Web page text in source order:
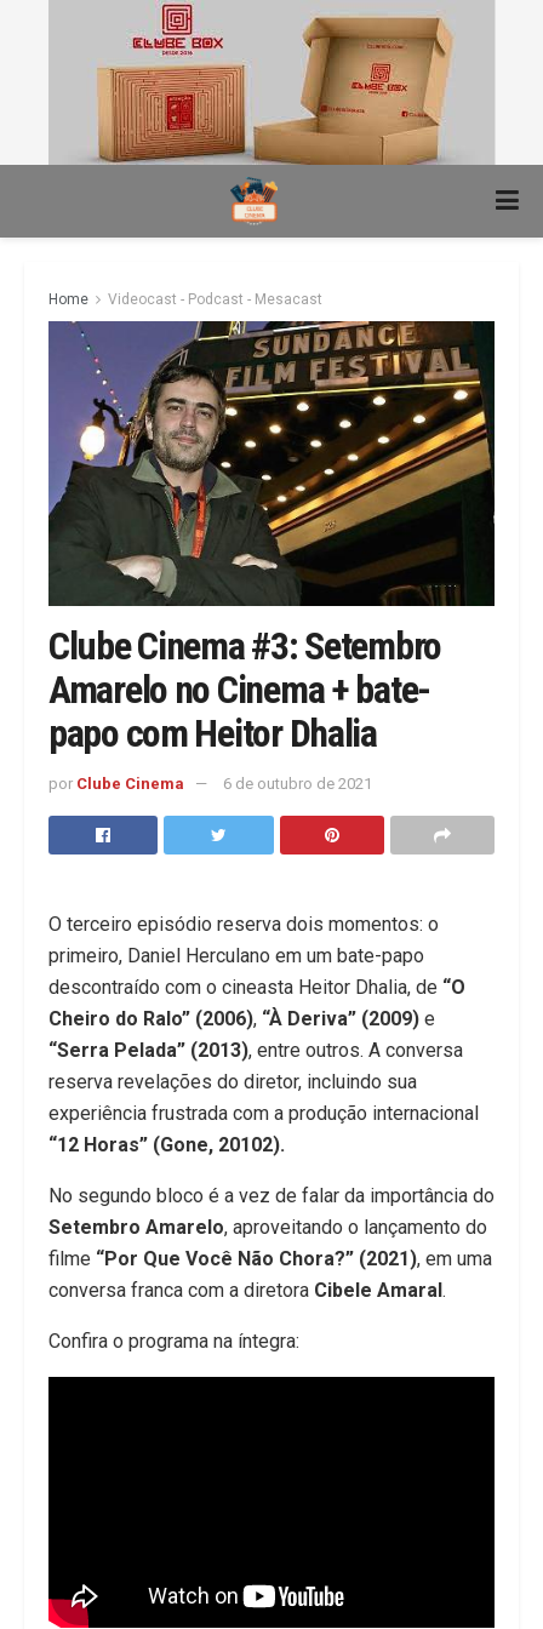
Home Videocast - Podcast - Mesacast
Clube Cinema #3: Setembro
Amarelo no Cinema + bate-
papo com Heitor Dhalia
por Clube Cinema 6 de outubro de 2021
O terceiro episódio reserva dois momentos: o
primeiro, Daniel Herculano em um bate-papo
descontraído com o cineasta Heitor Dhalia, de “O
Cheiro do Ralo” (2006), “À Deriva” (2009) e
“Serra Pelada” (2013), entre outros. A conversa
reserva revelações do diretor, incluindo sua
experiência frustrada com a produção internacional
“12 Horas” (Gone, 20102).
No segundo bloco é a vez de falar da importância do
Setembro Amarelo, aproveitando o lançamento do
filme “Por Que Você Não Chora?” (2021), em uma
conversa franca com a diretora Cibele Amaral .
Confira o programa na íntegra: